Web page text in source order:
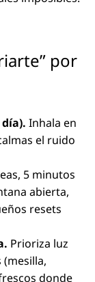
por
Inhala en
el ruido
5 minutos
abierta,
resets
Prioriza luz
donde